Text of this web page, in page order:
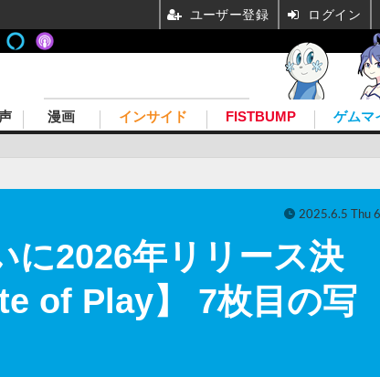
漫画 インサイド FISTBUMP ゲムマ
に2026年リリース決
of Play】 7枚目の写
2025.6.5 Thu
ユーザー登録 ログイン